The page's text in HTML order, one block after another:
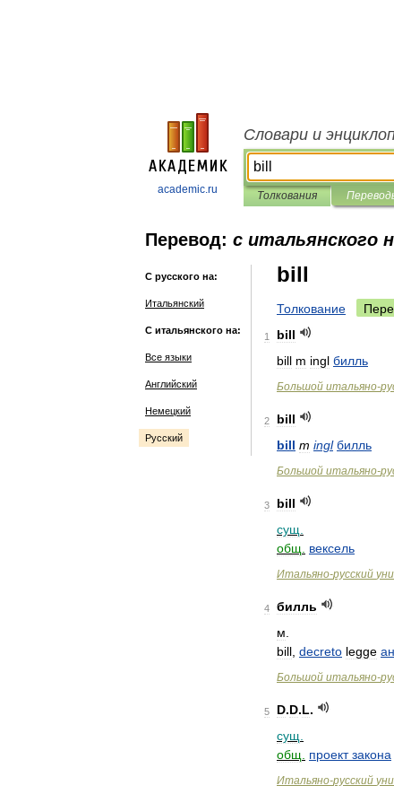
academic.ru
Словари и
Толкования
Перевод: с итальянского
С русского на:
Итальянский
С итальянского на:
Все языки
Английский
Немецкий
Русский
bill
Толкование
1
bill
bill m ingl билль
Большой итальяно-
2
bill
bill m ingl билль
Большой итальяно-
3
bill
сущ
общ
вексель
Итальяно-русский
4
билль
м
bill decreto legge
Большой итальяно-
5 D.D.L.
сущ
общ
проект закона
Итальяно-русский